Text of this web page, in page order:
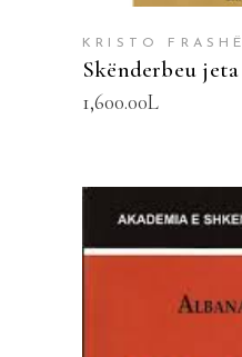
KRISTO
Skënderbeu
1,600.00L